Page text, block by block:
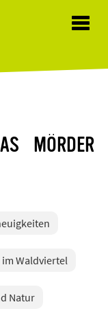
„MÖRDER
Waldviertel
Natur